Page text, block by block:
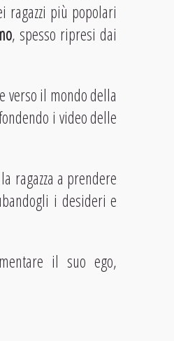
ragazzi più popolari
, spesso ripresi dai
verso il mondo della
i video delle
ragazza a prendere
i desideri e
il suo ego,